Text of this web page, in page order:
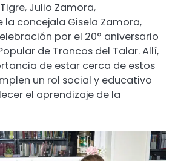
Julio Zamora,
concejala Gisela Zamora,
por el 20° aniversario
de Troncos del Talar. Allí,
de estar cerca de estos
un rol social y educativo
el aprendizaje de la